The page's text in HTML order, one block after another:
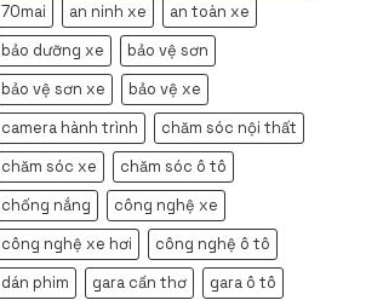
70mai an ninh xe
an toàn xe
bảo dưỡng xe
bảo vệ sơn
bảo vệ sơn xe
bảo vệ xe
camera hành trình
chăm sóc nội thất
chăm sóc xe
chăm sóc ô tô
chống nắng
công nghệ xe
công nghệ xe hơi
công nghệ ô tô
dán phim
gara cần thơ
gara ô tô